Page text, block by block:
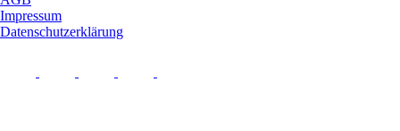
Impressum
Datenschutzerklärung